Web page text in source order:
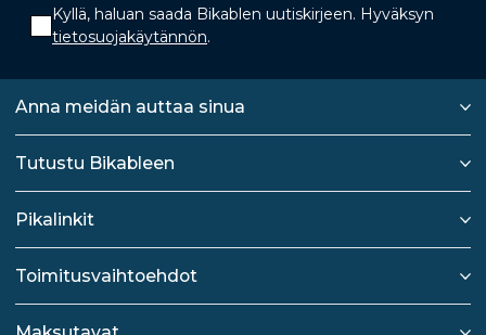
Kyllä, haluan saada Bikablen uutiskirjeen. Hyväksyn
tietosuojakäytännön.
Anna meidän auttaa sinua
Tutustu Bikableen
Pikalinkit
Toimitusvaihtoehdot